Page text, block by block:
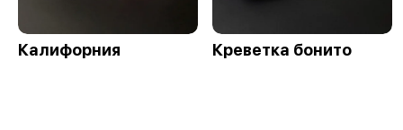
Калифорния Креветка бонито